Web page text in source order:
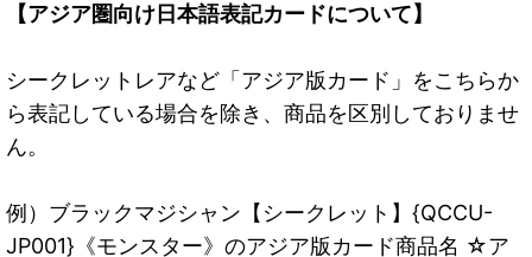
【アジア圏向け日本語表記カードについて】
シークレットレアなど「アジア版カード」をこちらか
ら表記している場合を除き、商品を区別しておりませ
ん。
例）ブラックマジシャン【シークレット】{QCCU-
JP001}《モンスター》のアジア版カード商品名 ☆ア